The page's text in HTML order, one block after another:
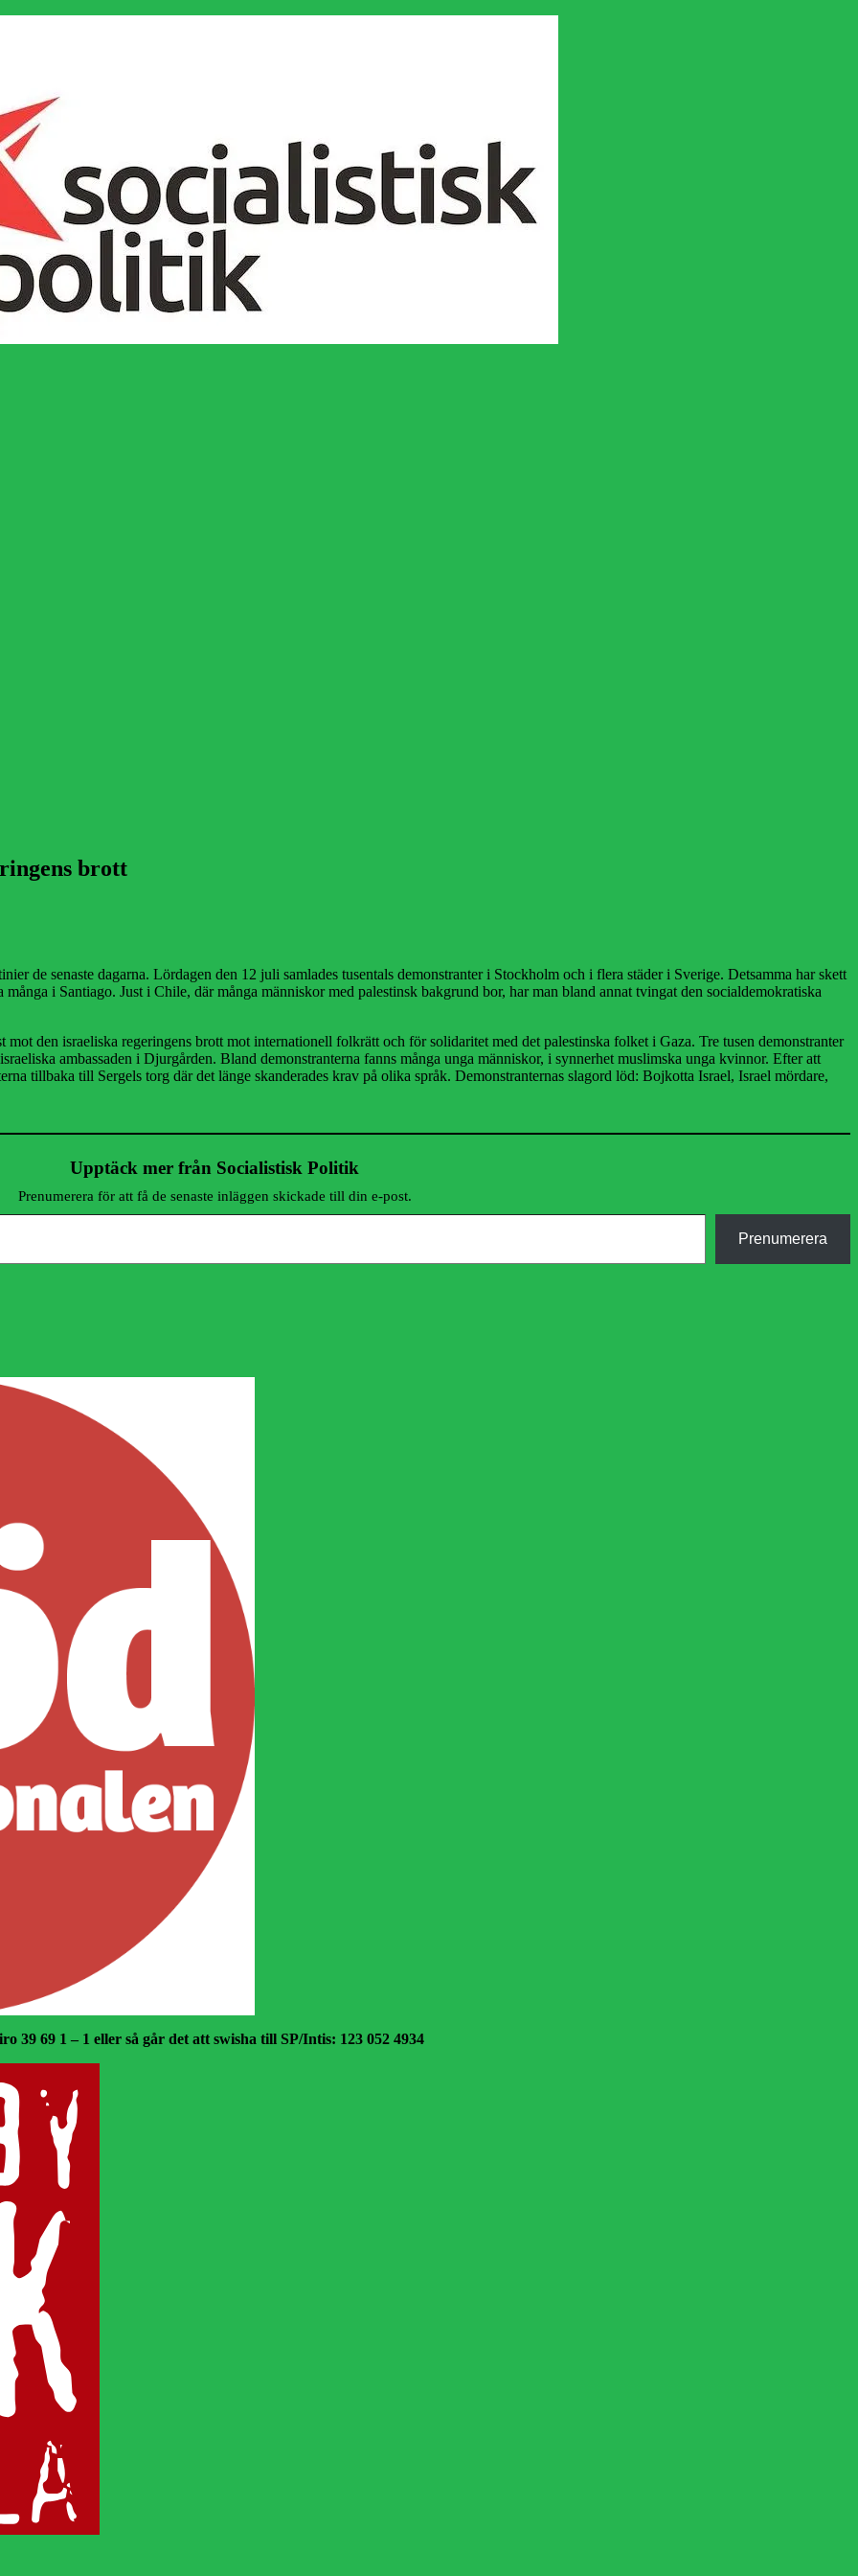
brott
de senaste dagarna. Lördagen den 12 juli samlades tusentals demonstranter i Stockholm och i flera städer i Sverige. Detsamma har skett
i Santiago. Just i Chile, där många människor med palestinsk bakgrund bor, har man bland annat tvingat den socialdemokratiska
den israeliska regeringens brott mot internationell folkrätt och för solidaritet med det palestinska folket i Gaza. Tre tusen demonstranter
ambassaden i Djurgården. Bland demonstranterna fanns många unga människor, i synnerhet muslimska unga kvinnor. Efter att
tillbaka till Sergels torg där det länge skanderades krav på olika språk. Demonstranternas slagord löd: Bojkotta Israel, Israel mördare,
Upptäck mer från Socialistisk Politik
Prenumerera för att få de senaste inläggen skickade till din e-post.
Prenumerera
69 1 – 1 eller så går det att swisha till SP/Intis: 123 052 4934